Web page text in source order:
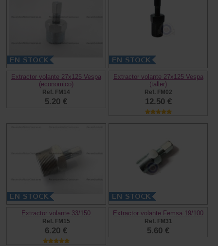
Extractor volante 27x125 Vespa
(economico)
Ref. FM14
5.20 €
Extractor volante 27x125 Vespa
(taller)
Ref. FM02
12.50 €
Extractor volante 33/150
Ref. FM15
6.20 €
Extractor volante Femsa 19/100
Ref. FM31
5.60 €